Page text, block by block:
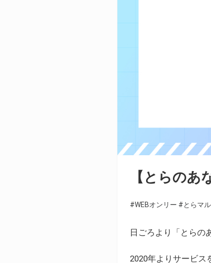
【とらの
#WEBオンリー #とらマ
日ごろより「とらの
2020年よりサービス